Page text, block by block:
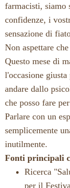
farmacisti, siamo
confidenze, i
sensazione di
Non aspettare
Questo mese di
l'occasione
andare dallo
che posso fare
Parlare con un
semplicemente
inutilmente.
Fonti principali
Ricerca
per il